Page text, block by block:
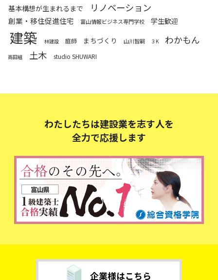
基本構想が生まれるまで リノベーション
創業・移住促進住宅 富山情報ビジネス専門学校 学生歓迎
建築 林建設 庭師 まちづくり 山川智嗣 ３K わかもん
高田組 土木 studio SHUWARI
わたしたちは建設業を志す人を
全力で応援します